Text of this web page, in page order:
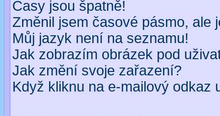
Časy jsou špatně!
Změnil jsem časové pásmo, ale
Můj jazyk není na seznamu!
Jak zobrazím obrázek pod
Jak změní svoje zařazení?
Když kliknu na e-mailový odkaz